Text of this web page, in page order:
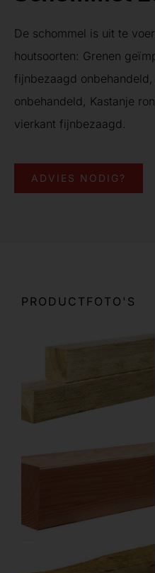
De schommel is uit te
houtsoorten: Grenen
fijnbezaagd
onbehandeld, Kastanje
vierkant fijnbezaagd.
ADVIES NODIG?
PRODUCTFOTO'S